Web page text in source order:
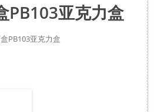
PB103亚克力盒
PB103亚克力盒